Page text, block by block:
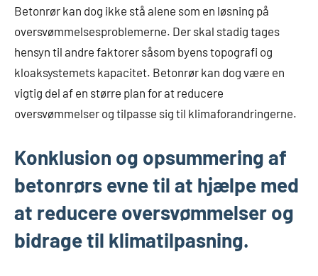
Betonrør kan dog ikke stå alene som en løsning på
oversvømmelsesproblemerne. Der skal stadig tages
hensyn til andre faktorer såsom byens topografi og
kloaksystemets kapacitet. Betonrør kan dog være en
vigtig del af en større plan for at reducere
oversvømmelser og tilpasse sig til klimaforandringerne.
Konklusion og opsummering af
betonrørs evne til at hjælpe med
at reducere oversvømmelser og
bidrage til klimatilpasning.